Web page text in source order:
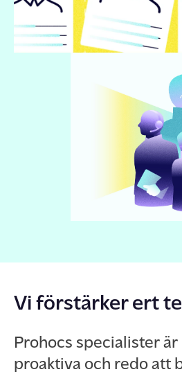
Vi förstärker ert
Prohocs specialister är
proaktiva och redo att